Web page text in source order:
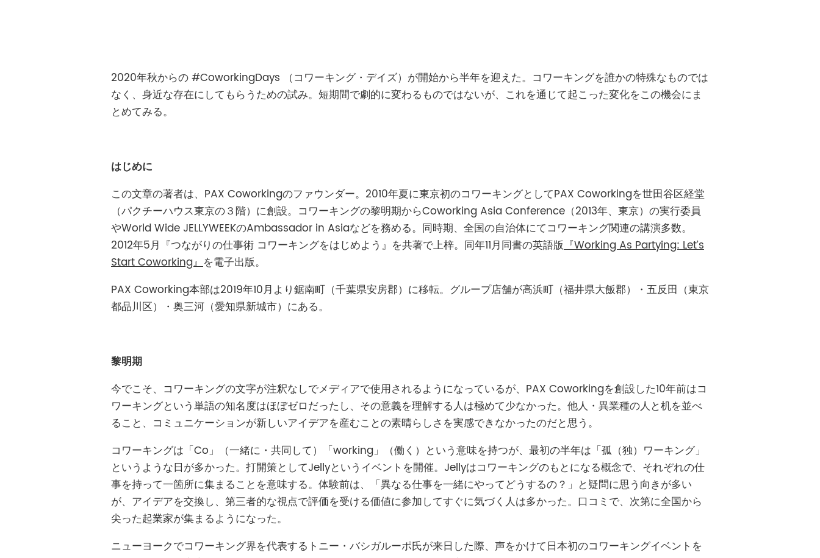
2020年秋からの #CoworkingDays （コワーキング・デイズ）が開始から半年を迎えた。コワーキングを誰かの特殊なものでは
なく、身近な存在にしてもらうための試み。短期間で劇的に変わるものではないが、これを通じて起こった変化をこの機会にま
とめてみる。
はじめに
この文章の著者は、PAX Coworkingのファウンダー。2010年夏に東京初のコワーキングとしてPAX Coworkingを世田谷区経堂
（パクチーハウス東京の３階）に創設。コワーキングの黎明期からCoworking Asia Conference（2013年、東京）の実行委員
やWorld Wide JELLYWEEKのAmbassador in Asiaなどを務める。同時期、全国の自治体にてコワーキング関連の講演多数。
2012年5月『つながりの仕事術 コワーキングをはじめよう』を共著で上梓。同年11月同書の英語版『Working As Partying: Let’s
Start Coworking』を電子出版。
PAX Coworking本部は2019年10月より鋸南町（千葉県安房郡）に移転。グループ店舗が高浜町（福井県大飯郡）・五反田（東京
都品川区）・奥三河（愛知県新城市）にある。
黎明期
今でこそ、コワーキングの文字が注釈なしでメディアで使用されるようになっているが、PAX Coworkingを創設した10年前はコ
ワーキングという単語の知名度はほぼゼロだったし、その意義を理解する人は極めて少なかった。他人・異業種の人と机を並べ
ること、コミュニケーションが新しいアイデアを産むことの素晴らしさを実感できなかったのだと思う。
コワーキングは「Co」（一緒に・共同して）「working」（働く）という意味を持つが、最初の半年は「孤（独）ワーキング」
というような日が多かった。打開策としてJellyというイベントを開催。Jellyはコワーキングのもとになる概念で、それぞれの仕
事を持って一箇所に集まることを意味する。体験前は、「異なる仕事を一緒にやってどうするの？」と疑問に思う向きが多い
が、アイデアを交換し、第三者的な視点で評価を受ける価値に参加してすぐに気づく人は多かった。口コミで、次第に全国から
尖った起業家が集まるようになった。
ニューヨークでコワーキング界を代表するトニー・バシガルーポ氏が来日 した際、声をかけて日本初のコワーキングイベントを